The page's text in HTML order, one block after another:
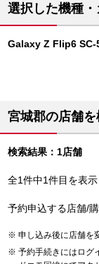
選択した機種
Galaxy Z Flip6 SC-
宮城郡の店舗
検索結果：1店舗
全1件中1件目を表
予約申込する店舗/
申し込み後に店舗を
予約手続きにはログ